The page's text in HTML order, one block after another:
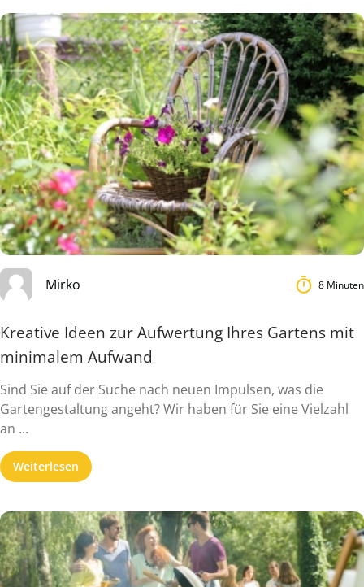
Mirko 8 Minuten
Kreative Ideen zur Aufwertung Ihres Gartens mit
minimalem Aufwand
Sind Sie auf der Suche nach neuen Impulsen, was die
Gartengestaltung angeht? Wir haben für Sie eine Vielzahl
an ...
Weiterlesen